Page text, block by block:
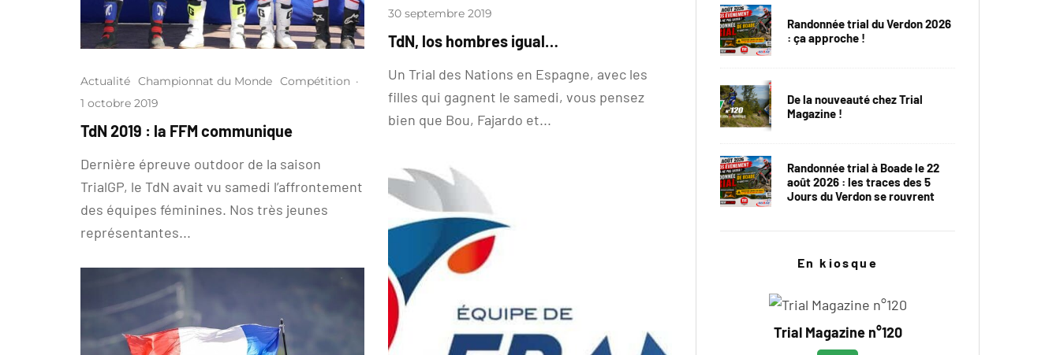
Actualité Championnat du Monde Compétition ·
1 octobre 2019
TdN 2019 : la FFM communique
Dernière épreuve outdoor de la saison
TrialGP, le TdN avait vu samedi l’affrontement
des équipes féminines. Nos très jeunes
représentantes...
30 septembre 2019
TdN, los hombres igual…
Un Trial des Nations en Espagne, avec les
filles qui gagnent le samedi, vous pensez
bien que Bou, Fajardo et...
Randonnée trial du Verdon 2026
: ça approche !
De la nouveauté chez Trial
Magazine !
Randonnée trial à Boade le 22
août 2026 : les traces des 5
Jours du Verdon se rouvrent
En kiosque
Trial Magazine n°120